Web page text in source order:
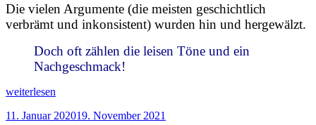
Die vielen Argumente (die meisten geschichtlich
verbrämt und inkonsistent) wurden hin und hergewälzt.
Doch oft zählen die leisen Töne und ein
Nachgeschmack!
„Anhörung
Garnisonkirche
weiterlesen
Veröffentlicht
11. Januar 202019. November 2021